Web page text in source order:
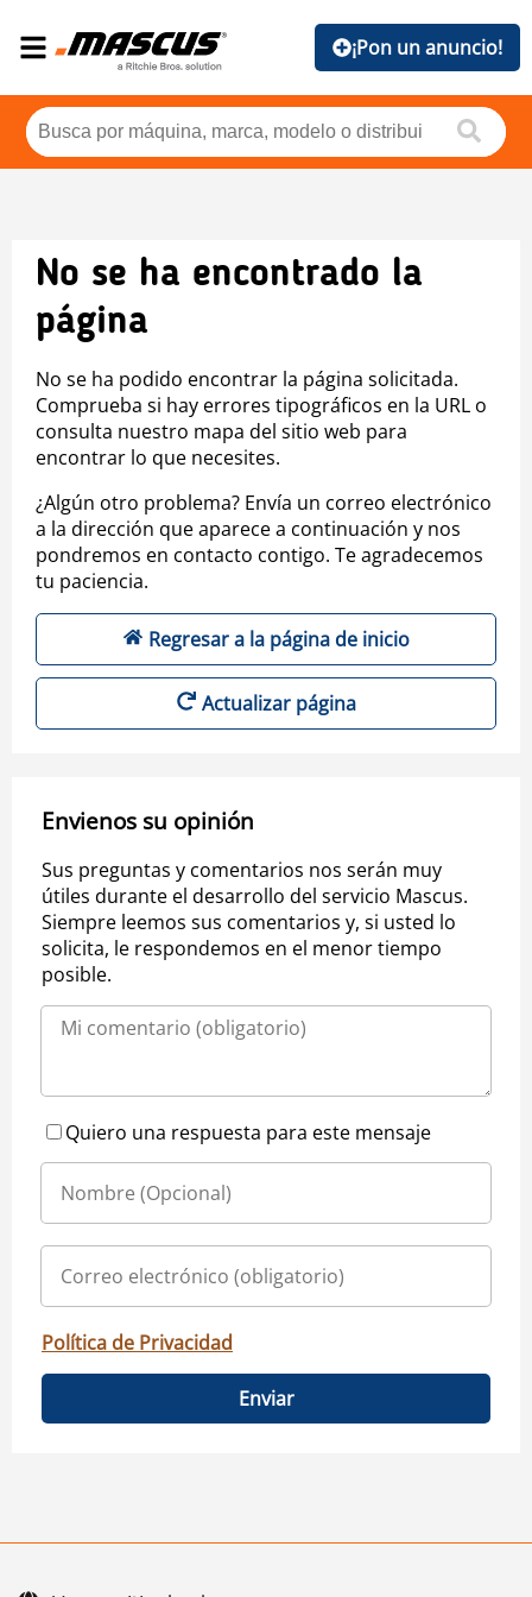
¡Pon un anuncio!
No se ha encontrado la
página
No se ha podido encontrar la página solicitada.
Comprueba si hay errores tipográficos en la URL o
consulta nuestro mapa del sitio web para
encontrar lo que necesites.
¿Algún otro problema? Envía un correo electrónico
a la dirección que aparece a continuación y nos
pondremos en contacto contigo. Te agradecemos
tu paciencia.
Regresar a la página de inicio
Actualizar página
Envienos su opinión
Sus preguntas y comentarios nos serán muy
útiles durante el desarrollo del servicio Mascus.
Siempre leemos sus comentarios y, si usted lo
solicita, le respondemos en el menor tiempo
posible.
Quiero una respuesta para este mensaje
Política de Privacidad
Enviar